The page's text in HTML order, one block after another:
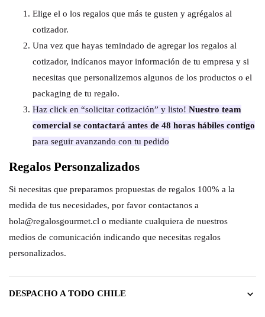
Elige el o los regalos que más te gusten y agrégalos al
cotizador.
Una vez que hayas temindado de agregar los regalos al
cotizador, indícanos mayor información de tu empresa y si
necesitas que personalizemos algunos de los productos o el
packaging de tu regalo.
Haz click en “solicitar cotización” y listo! Nuestro team
comercial se contactará antes de 48 horas hábiles contigo
para seguir avanzando con tu pedido
Regalos Personzalizados
Si necesitas que preparamos propuestas de regalos 100% a la
medida de tus necesidades, por favor contactanos a
hola@regalosgourmet.cl o mediante cualquiera de nuestros
medios de comunicación indicando que necesitas regalos
personalizados.
DESPACHO A TODO CHILE